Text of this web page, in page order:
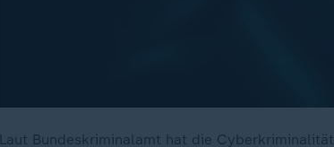
Laut Bundeskriminalamt hat die